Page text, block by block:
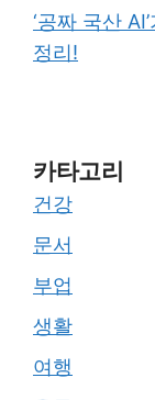
‘공짜 국산
정리!
카타고리
건강
문서
부업
생활
여행